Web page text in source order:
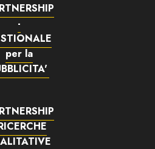
-
per la